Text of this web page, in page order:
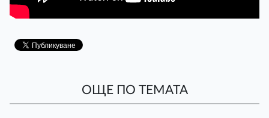
ОЩЕ ПО ТЕМАТА